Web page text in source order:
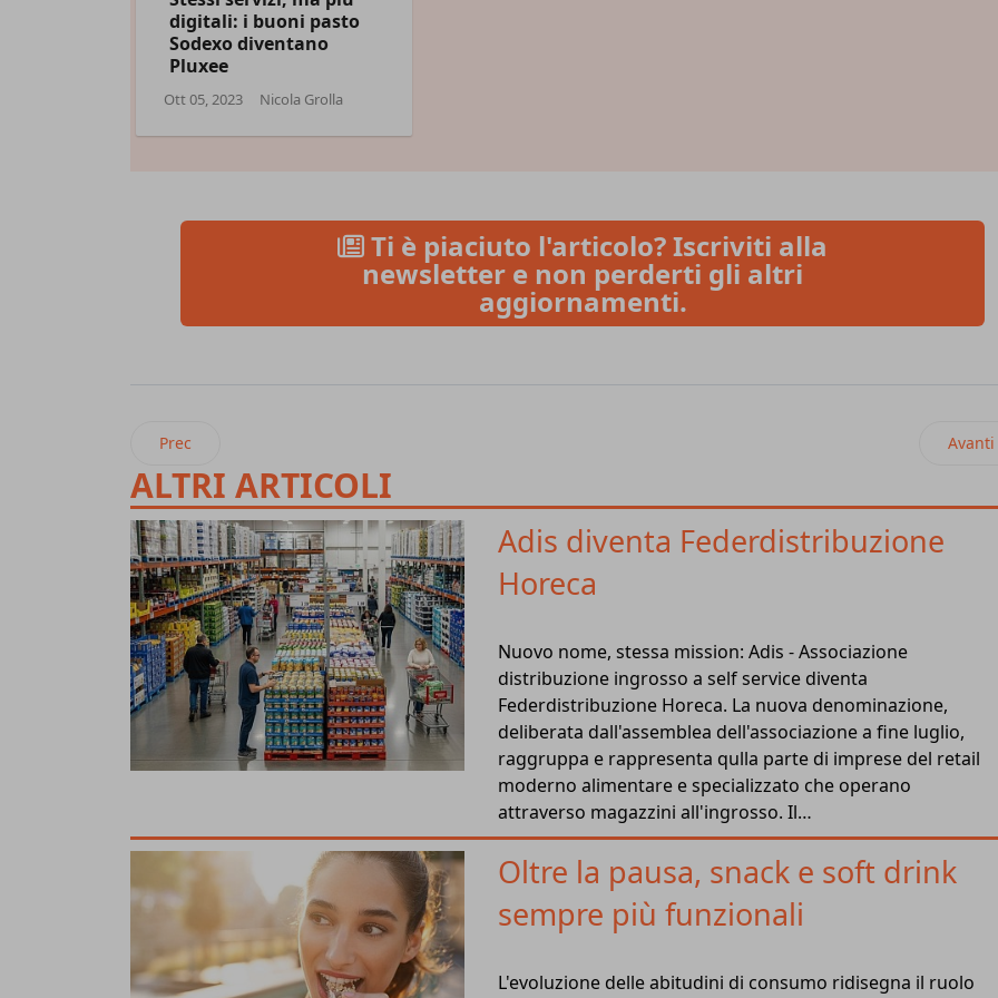
digitali: i buoni pasto
Sodexo diventano
Pluxee
Ott 05, 2023 Nicola Grolla
Ti è piaciuto l'articolo? Iscriviti alla
newsletter e non perderti gli altri
aggiornamenti.
Articolo precedente: Food delivery e lavoro, un'estate tra caldo e lotta al caporalato
Prec Avanti
ALTRI ARTICOLI
Adis diventa Federdistribuzione
Horeca
Nuovo nome, stessa mission: Adis - Associazione
distribuzione ingrosso a self service diventa
Federdistribuzione Horeca. La nuova denominazione,
deliberata dall'assemblea dell'associazione a fine luglio,
raggruppa e rappresenta qulla parte di imprese del retail
moderno alimentare e specializzato che operano
attraverso magazzini all'ingrosso. Il…
Oltre la pausa, snack e soft drink
sempre più funzionali
L'evoluzione delle abitudini di consumo ridisegna il ruolo